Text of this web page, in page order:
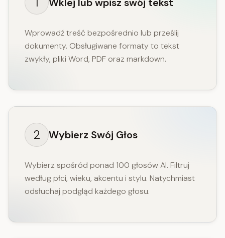
Wprowadź treść bezpośrednio lub prześlij
dokumenty. Obsługiwane formaty to tekst
zwykły, pliki Word, PDF oraz markdown.
2 Wybierz Swój Głos
Wybierz spośród ponad 100 głosów AI. Filtruj
według płci, wieku, akcentu i stylu. Natychmiast
odsłuchaj podgląd każdego głosu.